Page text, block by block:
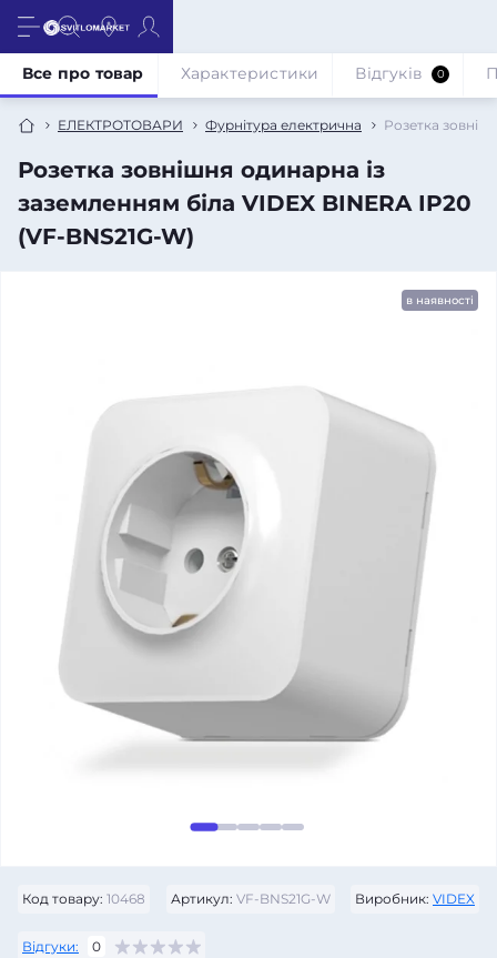
ЕЛЕКТРОТОВАРИ Фурнітура електрична Розетка
Розетка зовнішня одинарна із
заземленням біла VIDEX BINERA IP20
(VF-BNS21G-W)
Все про товар Характеристики Відгуків 0
в наявності
Код товару: 10468 Артикул: VF-BNS21G-W Виробник: VIDEX
Відгуки: 0